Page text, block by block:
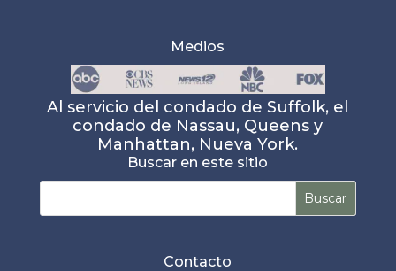
Medios
Al servicio del condado de Suffolk, el
condado de Nassau, Queens y
Manhattan, Nueva York.
Buscar en este sitio
Contacto